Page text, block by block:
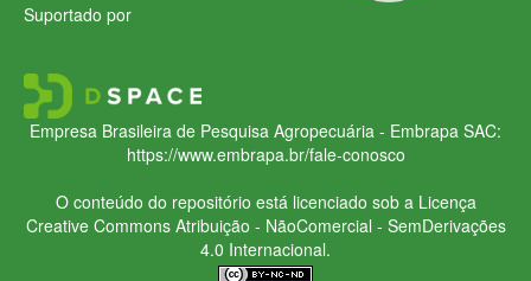
Suportado por
Empresa Brasileira de Pesquisa Agropecuária - Embrapa SAC:
https://www.embrapa.br/fale-conosco
O conteúdo do repositório está licenciado sob a Licença
Creative CommonsAtribuição - NãoComercial - SemDerivações
4.0 Internacional.